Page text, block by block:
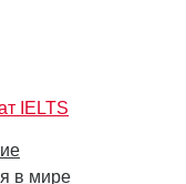
IELTS
в мире